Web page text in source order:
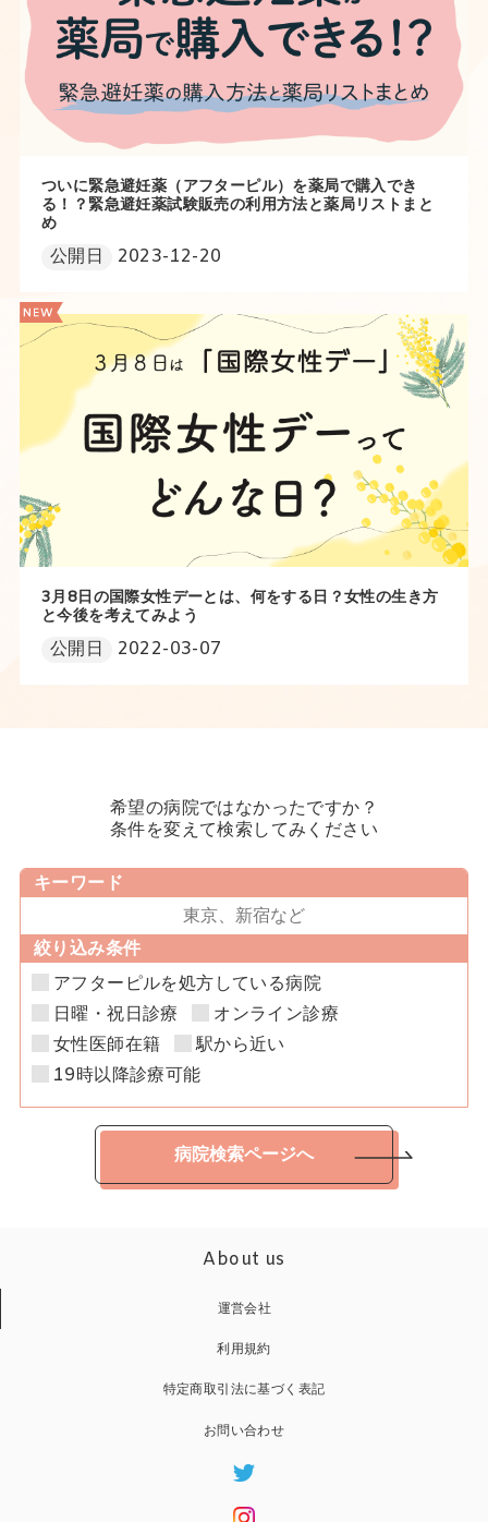
ついに緊急避妊薬（アフターピル）を薬局で購入でき
る！？緊急避妊薬試験販売の利用方法と薬局リストまと
め
公開日 2023-12-20
3月8日の国際女性デーとは、何をする日？女性の生き方
と今後を考えてみよう
公開日 2022-03-07
希望の病院ではなかったですか？
条件を変えて検索してみください
キーワード
絞り込み条件
アフターピルを処方している病院
日曜・祝日診療
オンライン診療
女性医師在籍
駅から近い
19時以降診療可能
病院検索ページへ
About us
運営会社
利用規約
特定商取引法に基づく表記
お問い合わせ